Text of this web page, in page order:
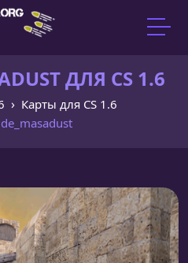
ДЛЯ CS 1.6
Карты для CS 1.6